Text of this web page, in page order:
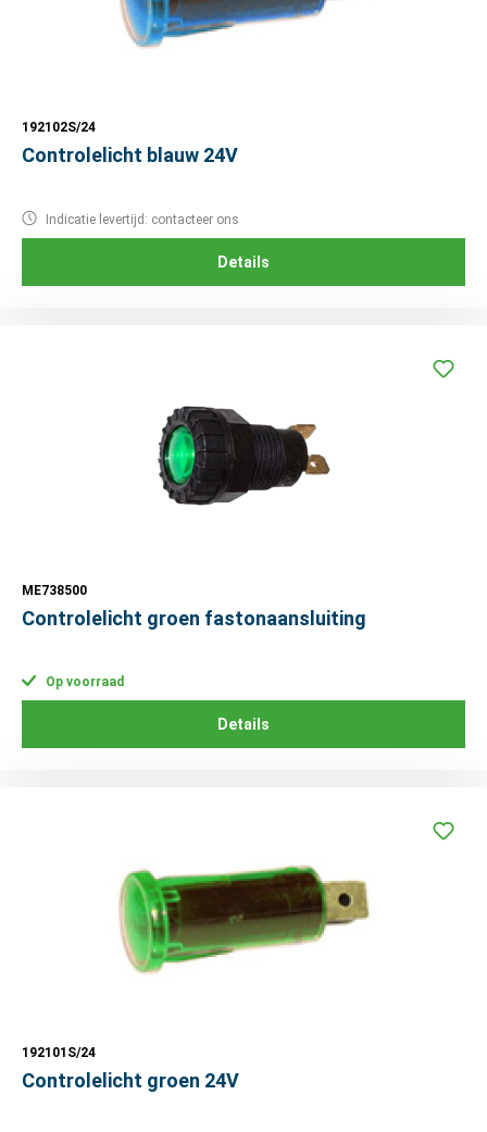
192102S/24
Controlelicht blauw 24V
Indicatie levertijd: contacteer ons
Details
ME738500
Controlelicht groen fastonaansluiting
Op voorraad
Details
192101S/24
Controlelicht groen 24V